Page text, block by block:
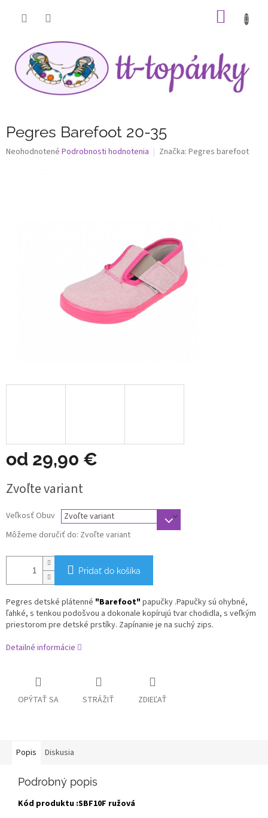
Pegres Barefoot 20-35
Priemerné
Neohodnotené Podrobnosti hodnotenia Značka: Pegres barefoot
od 29,90 €
cena:
Zvoľte variant
Veľkosť Obuv
Môžeme doručiť do: Zvoľte variant
Pridať do košíka
Pegres detské plátenné "Barefoot"papučky .Papučky sú ohybné,
ľahké, s tenkou podošvou a dokonale kopírujú tvar chodidla, s veľkým
priestorom pre detské prstíky. Zapínanie je na suchý zips.
Detailné informácie
OPÝTAŤ SA STRÁŽIŤ ZDIEĽAŤ
Popis Diskusia
Podrobný popis
Kód produktu :SBF10F ružová